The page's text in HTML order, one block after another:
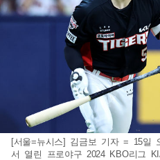
[서울=뉴시스] 김금보 기자 = 15일
서 열린 프로야구 2024 KBO리그